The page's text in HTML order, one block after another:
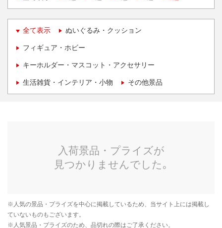
全て表示 ぬいぐるみ・クッション
フィギュア・ホビー
キーホルダー・マスコット・アクセサリー
生活雑貨・インテリア・小物 その他景品